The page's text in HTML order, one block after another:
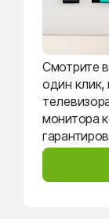
Смотрите
один клик,
монитора